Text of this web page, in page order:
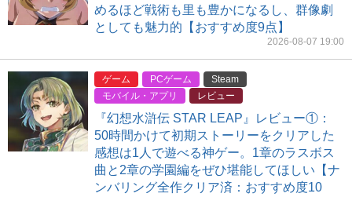
めるほど戦術も里も豊かになるし、群像劇
としても魅力的【おすすめ度9点】
2026-08-07 19:00
ゲーム PCゲーム
Steam
モバイル・アプリ
レビュー
『幻想水滸伝 STAR LEAP』レビュー①：
50時間かけて初期ストーリーをクリアした
感想は1人で遊べる神ゲー。1章のラスボス
曲と2章の学園編をぜひ堪能してほしい【ナ
ンバリング全作クリア済：おすすめ度10